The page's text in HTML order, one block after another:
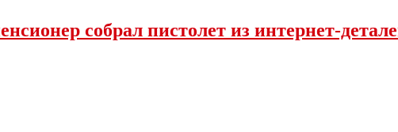
собрал пистолет из интернет-